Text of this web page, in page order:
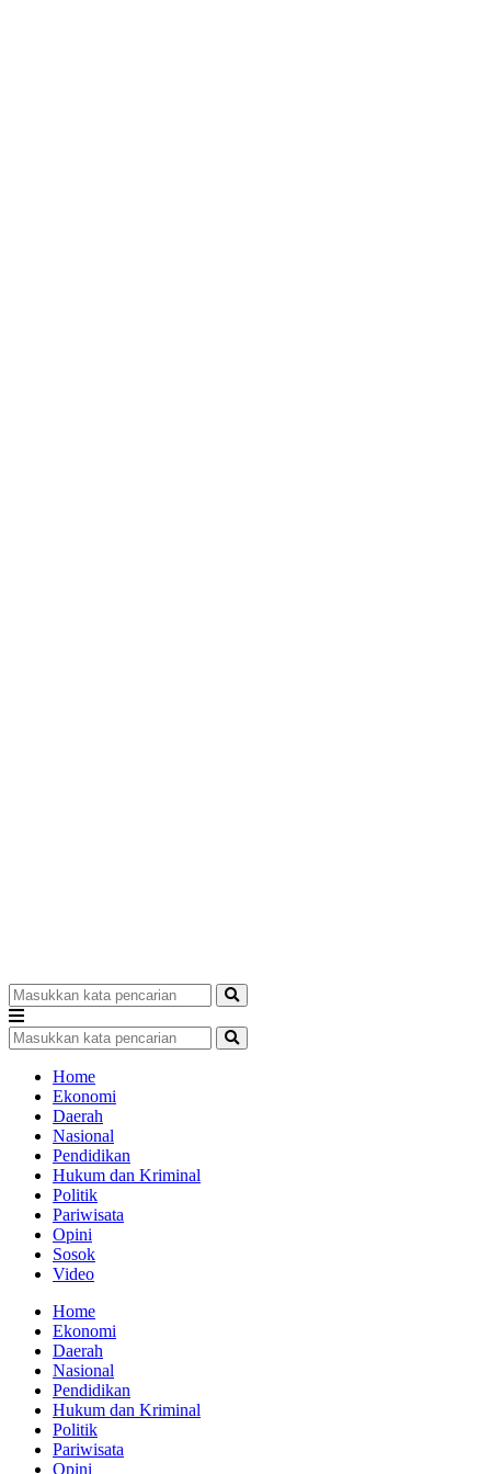
Home
Ekonomi
Daerah
Nasional
Pendidikan
Hukum dan Kriminal
Politik
Pariwisata
Opini
Sosok
Video
Home
Ekonomi
Daerah
Nasional
Pendidikan
Hukum dan Kriminal
Politik
Pariwisata
Opini